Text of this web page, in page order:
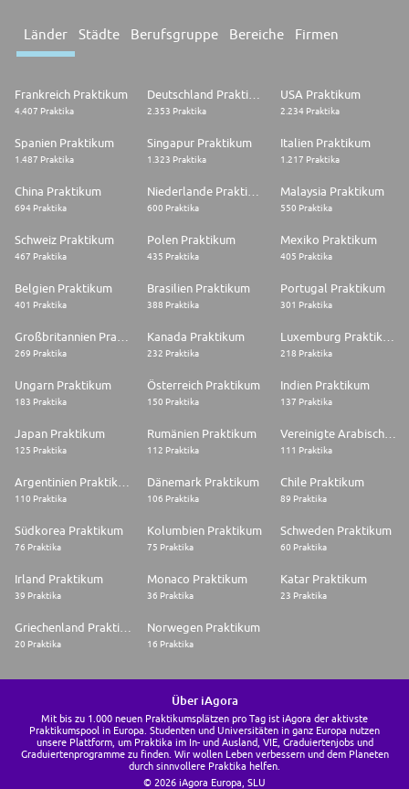
Länder Städte Berufsgruppe Bereiche Firmen
Frankreich Praktikum
4.407 Praktika 2.353 Praktika
USA Praktikum
2.234 Praktika
Spanien Praktikum
1.487 Praktika
Singapur Praktikum
1.323 Praktika
Italien Praktikum
1.217 Praktika
China Praktikum
694 Praktika 600 Praktika
Malaysia Praktikum
550 Praktika
Schweiz Praktikum
467 Praktika
Polen Praktikum
435 Praktika
Mexiko Praktikum
405 Praktika
Belgien Praktikum
401 Praktika
Brasilien Praktikum
388 Praktika
Portugal Praktikum
301 Praktika
269 Praktika
Kanada Praktikum
232 Praktika 218 Praktika
Ungarn Praktikum
183 Praktika
Österreich Praktikum
150 Praktika
Indien Praktikum
137 Praktika
Japan Praktikum
125 Praktika
Rumänien Praktikum
112 Praktika
Vereinigte Arabische Emirate Praktikum
111 Praktika
110 Praktika
Dänemark Praktikum
106 Praktika
Chile Praktikum
89 Praktika
Südkorea Praktikum
76 Praktika
Kolumbien Praktikum
75 Praktika
Schweden Praktikum
60 Praktika
Irland Praktikum
39 Praktika
Monaco Praktikum
36 Praktika
Katar Praktikum
23 Praktika
20 Praktika
Norwegen Praktikum
16 Praktika
Über iAgora
Mit bis zu 1.000 neuen Praktikumsplätzen pro Tag ist iAgora der aktivste
Praktikumspool in Europa. Studenten und Universitäten in ganz Europa nutzen
unsere Plattform, um Praktika im In- und Ausland, VIE, Graduiertenjobs und
Graduiertenprogramme zu finden. Wir wollen Leben verbessern und dem Planeten
durch sinnvollere Praktika helfen.
© 2026 iAgora Europa, SLU